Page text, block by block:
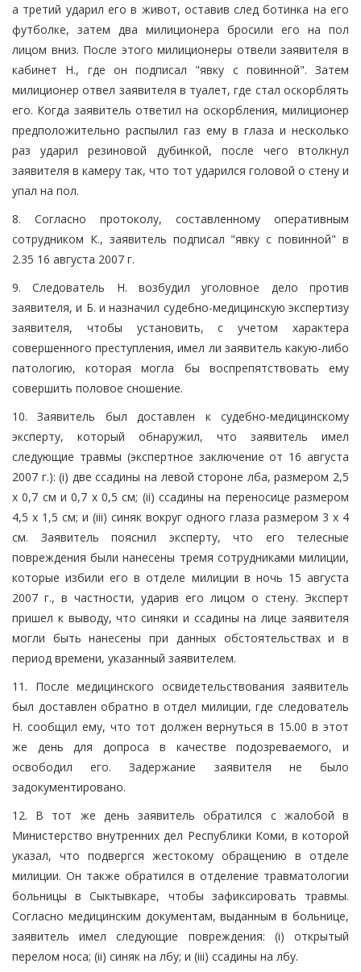
а третий ударил его в живот, оставив след ботинка на его
футболке, затем два милиционера бросили его на пол
лицом вниз. После этого милиционеры отвели заявителя в
кабинет Н., где он подписал "явку с повинной". Затем
милиционер отвел заявителя в туалет, где стал оскорблять
его. Когда заявитель ответил на оскорбления, милиционер
предположительно распылил газ ему в глаза и несколько
раз ударил резиновой дубинкой, после чего втолкнул
заявителя в камеру так, что тот ударился головой о стену и
упал на пол.
8. Согласно протоколу, составленному оперативным
сотрудником К., заявитель подписал "явку с повинной" в
2.35 16 августа 2007 г.
9. Следователь Н. возбудил уголовное дело против
заявителя, и Б. и назначил судебно-медицинскую экспертизу
заявителя, чтобы установить, с учетом характера
совершенного преступления, имел ли заявитель какую-либо
патологию, которая могла бы воспрепятствовать ему
совершить половое сношение.
10. Заявитель был доставлен к судебно-медицинскому
эксперту, который обнаружил, что заявитель имел
следующие травмы (экспертное заключение от 16 августа
2007 г.): (i) две ссадины на левой стороне лба, размером 2,5
x 0,7 см и 0,7 x 0,5 см; (ii) ссадины на переносице размером
4,5 x 1,5 см; и (iii) синяк вокруг одного глаза размером 3 x 4
см. Заявитель пояснил эксперту, что его телесные
повреждения были нанесены тремя сотрудниками милиции,
которые избили его в отделе милиции в ночь 15 августа
2007 г., в частности, ударив его лицом о стену. Эксперт
пришел к выводу, что синяки и ссадины на лице заявителя
могли быть нанесены при данных обстоятельствах и в
период времени, указанный заявителем.
11. После медицинского освидетельствования заявитель
был доставлен обратно в отдел милиции, где следователь
Н. сообщил ему, что тот должен вернуться в 15.00 в этот
же день для допроса в качестве подозреваемого, и
освободил его. Задержание заявителя не было
задокументировано.
12. В тот же день заявитель обратился с жалобой в
Министерство внутренних дел Республики Коми, в которой
указал, что подвергся жестокому обращению в отделе
милиции. Он также обратился в отделение травматологии
больницы в Сыктывкаре, чтобы зафиксировать травмы.
Согласно медицинским документам, выданным в больнице,
заявитель имел следующие повреждения: (i) открытый
перелом носа; (ii) синяк на лбу; и (iii) ссадины на лбу.